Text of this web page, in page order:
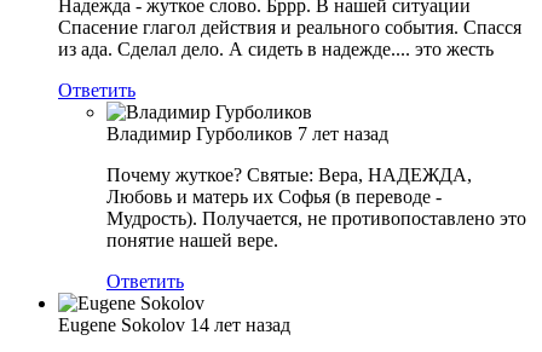
Надежда - жуткое слово. Бррр. В нашей ситуации
Спасение глагол действия и реального события. Спасся
из ада. Сделал дело. А сидеть в надежде.... это жесть
Ответить
Владимир Гурболиков 7 лет назад
Почему жуткое? Святые: Вера, НАДЕЖДА,
Любовь и матерь их Софья (в переводе -
Мудрость). Получается, не противопоставлено это
понятие нашей вере.
Ответить
Eugene Sokolov 14 лет назад